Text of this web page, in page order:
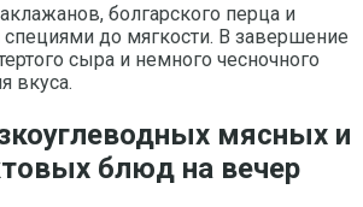
болгарского перца и
до мягкости. В завершение
сыра и немного чесночного
вкуса.
мясных и
блюд на вечер